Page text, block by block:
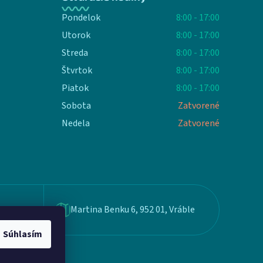
Súhlasím
Pondelok
8:00 - 17:00
Utorok
8:00 - 17:00
Streda
8:00 - 17:00
Štvrtok
8:00 - 17:00
Piatok
8:00 - 17:00
Sobota
Zatvorené
Nedela
Zatvorené
Martina Benku 6, 952 01, Vráble